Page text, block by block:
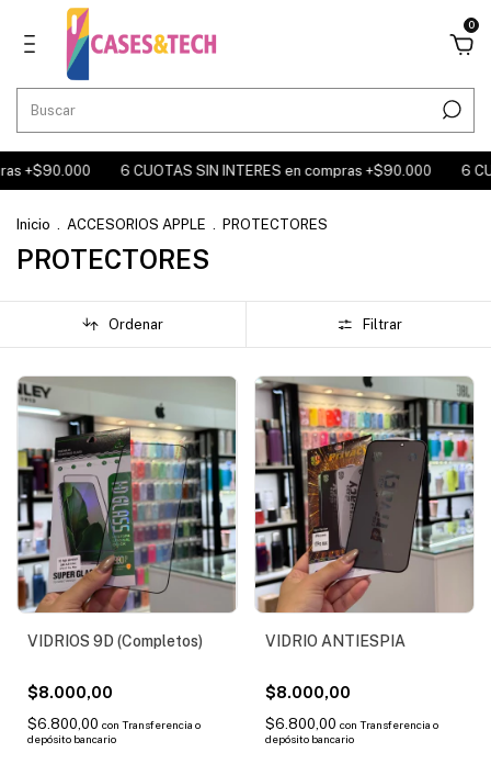
0
+$90.000 6 CUOTAS SIN INTERES en compras +$90.000 6
Inicio . ACCESORIOS APPLE . PROTECTORES
PROTECTORES
Ordenar Filtrar
VIDRIOS 9D (Completos)
$8.000,00
$6.800,00 con Transferencia o
depósito bancario
VIDRIO ANTIESPIA
$8.000,00
$6.800,00 con Transferencia o
depósito bancario